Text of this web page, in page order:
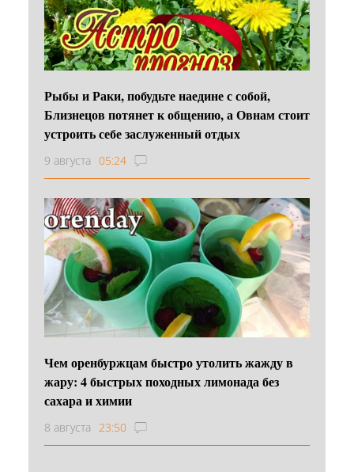
Рыбы и Раки, побудьте наедине с собой,
Близнецов потянет к общению, а Овнам стоит
устроить себе заслуженный отдых
9 августа 05:24
Чем оренбуржцам быстро утолить жажду в
жару: 4 быстрых походных лимонада без
сахара и химии
8 августа 23:50